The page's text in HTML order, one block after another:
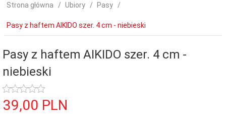
Strona główna Ubiory Pasy
Pasy z haftem AIKIDO szer. 4 cm - niebieski
Pasy z haftem AIKIDO szer. 4 cm -
niebieski
39,00 PLN